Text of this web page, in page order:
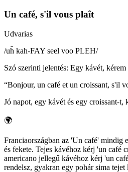
Un café, s'il vous plaît
Udvarias
/uh̃ kah-FAY seel voo PLEH/
Szó szerinti jelentés: Egy kávét, kérem
“Bonjour, un café et un croissant, s'il
Jó napot, egy kávét és egy croissant-t,
🌍
Franciaországban az 'Un café' mindig
és fekete. Tejes kávéhoz kérj 'un café
americano jellegű kávéhoz kérj 'un
rendelsz, gyakran egy pohár sima tejet